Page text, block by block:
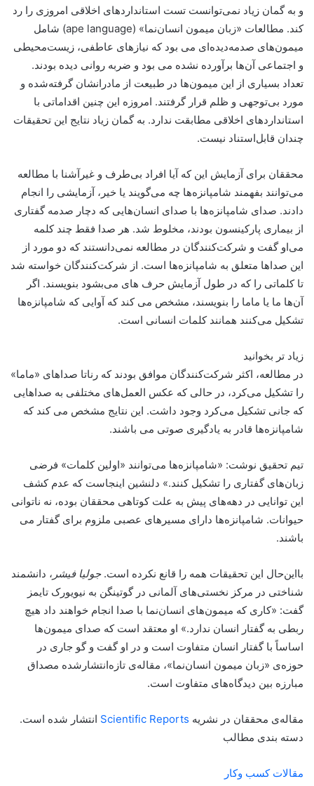
و به گمان زیاد نمی‌توانست تست استانداردهای اخلاقی امروزی را رد
کند. مطالعات «زبان میمون انسان‌نما» (ape language) شامل
میمون‌های صدمه‌دیده‌ای می بود که نیازهای عاطفی، زیست‌محیطی
و اجتماعی آن‌ها برآورده نشده می بود و ضربه روانی دیده بودند.
تعداد بسیاری از این میمون‌ها در طبیعت از مادرانشان گرفته‌شده و
مورد بی‌توجهی و ظلم قرار گرفتند. امروزه این چنین اقداماتی با
استانداردهای اخلاقی مطابقت ندارد. به گمان زیاد نتایج این تحقیقات
چندان قابل‌استناد نیست.
محققان برای آزمایش این که آیا افراد بی‌طرف و غیرآشنا با مطالعه
می‌توانند بفهمند شامپانزه‌ها چه می‌گویند یا خیر، آزمایشی را انجام
دادند. صدای شامپانزه‌ها با صدای انسان‌هایی که دچار صدمه‌ گفتاری
از بیماری پارکینسون بودند، مخلوط شد. هر صدا فقط چند کلمه
می‌او گفت و شرکت‌کنندگان در مطالعه نمی‌دانستند که دو مورد از
این صداها متعلق به شامپانزه‌ها است. از شرکت‌کنندگان خواسته شد
تا کلماتی را که در طول آزمایش حرف های می‌بشود بنویسند. اگر
آن‌ها ما یا ماما را بنویسند، مشخص می کند که آوایی که شامپانزه‌ها
تشکیل می‌کنند همانند کلمات انسانی است.
زیاد تر بخوانید
در مطالعه، اکثر شرکت‌کنندگان موافق بودند که رناتا صداهای «ماما»
را تشکیل می‌کرد، در حالی که عکس العمل‌های مختلفی به صداهایی
که جانی تشکیل می‌کرد وجود داشت. این نتایج مشخص می کند که
شامپانزه‌ها قادر به یادگیری صوتی می باشند.
تیم تحقیق نوشت: «شامپانزه‌ها می‌توانند «اولین کلمات» فرضی
زبان‌های گفتاری را تشکیل کنند.» دلنشین اینجاست که عدم کشف
این توانایی در دهه‌های پیش به علت کوتاهی محققان بوده، نه ناتوانی
حیوانات. شامپانزه‌ها دارای مسیرهای عصبی ملزوم برای گفتار می
باشند.
بااین‌حال این تحقیقات همه را قانع نکرده است.جولیا فیشر ، دانشمند
شناختی در مرکز نخستی‌های آلمانی در گوتینگن به نیویورک تایمز
گفت: «کاری که میمون‌های انسان‌نما با صدا انجام خواهند داد هیچ
ربطی به گفتار انسان ندارد.» او معتقد است که صدای میمون‌ها
اساساً با گفتار انسان متفاوت است و در او گفت و گو جاری در
حوزه‌ی «زبان میمون انسان‌نما»، مقاله‌ی تازه‌انتشار‌شده مصداق
مبارزه‌ بین دیدگاه‌های متفاوت است.
مقاله‌ی محققان در نشریه Scientific Reports انتشار شده است.
دسته بندی مطالب
مقالات کسب وکار